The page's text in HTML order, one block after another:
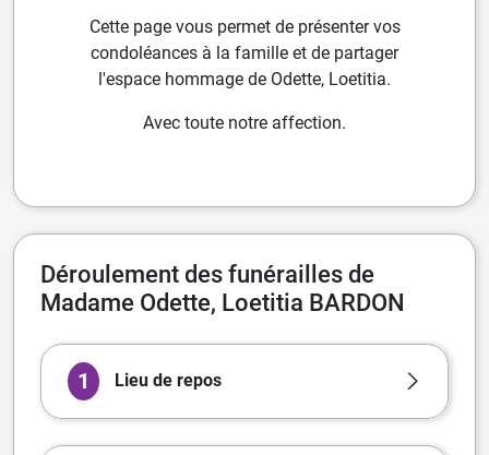
Cette page vous permet de présenter vos
condoléances à la famille et de partager
l'espace hommage de Odette, Loetitia.
Avec toute notre affection.
Déroulement des funérailles de
Madame Odette, Loetitia BARDON
1 Lieu de repos